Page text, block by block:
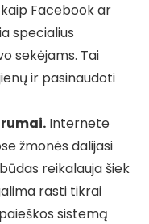
Facebook ar
specialius
sekėjams. Tai
ir pasinaudoti
Internete
žmonės dalijasi
reikalauja šiek
rasti tikrai
sistemą